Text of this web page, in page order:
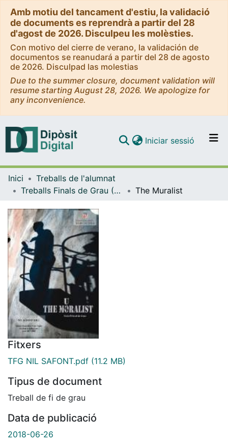
Amb motiu del tancament d'estiu, la validació
de documents es reprendrà a partir del 28
d'agost de 2026. Disculpeu les molèsties.
Con motivo del cierre de verano, la validación de
documentos se reanudará a partir del 28 de agosto
de 2026. Disculpad las molestias
Due to the summer closure, document validation will
resume starting August 28, 2026. We apologize for
any inconvenience.
Navega per tot el DD
Iniciar sessió (current)
Inici
Treballs de l'alumnat
Treballs Finals de Grau (TFG) - Belles Arts
The Muralist
Fitxers
TFG NIL SAFONT.pdf (11.2 MB)
Tipus de document
Treball de fi de grau
Data de publicació
2018-06-26